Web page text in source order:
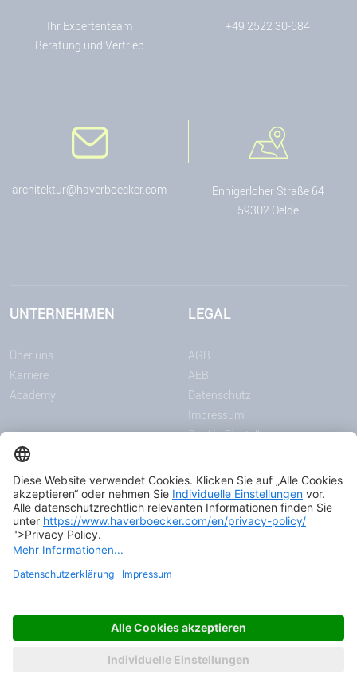
Ihr Expertenteam
Beratung und Vertrieb
+49 2522 30-684
architektur@haverboecker.com
Ennigerloher Straße 64
59302 Oelde
UNTERNEHMEN
Über uns
Karriere
Academy
LEGAL
AGB
AEB
Datenschutz
Impressum
Cookie-Einstellungen
MITTEILUNGEN
News
Messen & Events
MEDIEN
Downloadcenter
© 2026 HAVER & BOECKER OHG